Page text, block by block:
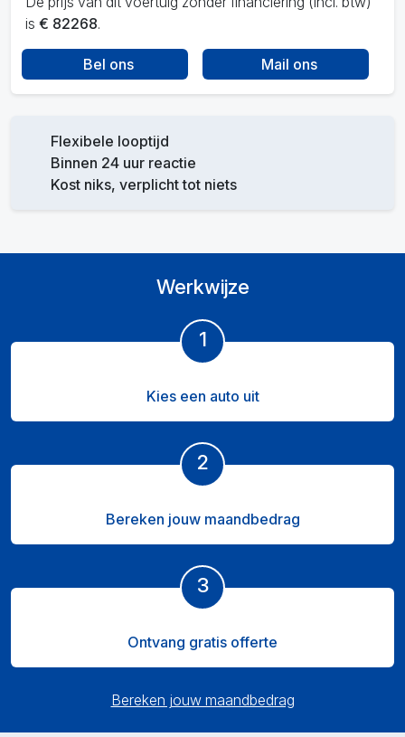
is € 82268.
Bel ons Mail ons
Flexibele looptijd
Binnen 24 uur reactie
Kost niks, verplicht tot niets
Werkwijze
1
Kies een auto uit
2
Bereken jouw maandbedrag
3
Ontvang gratis offerte
Bereken jouw maandbedrag